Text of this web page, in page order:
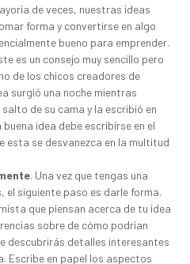
de veces, nuestras ideas
forma y convertirse en algo
bueno para emprender.
es un consejo muy sencillo pero
de los chicos creadores de
surgió una noche mientras
de su cama y la escribió en
idea debe escribirse en el
esta se desvanezca en la multitud
. Una vez que tengas una
el siguiente paso es darle forma.
que piensan acerca de tu idea
sobre de cómo podrían
descubrirás detalles interesantes
Escribe en papel los aspectos